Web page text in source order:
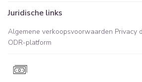
Juridische links
Algemene verkoopsvoorwaarden Privacy
ODR-platform